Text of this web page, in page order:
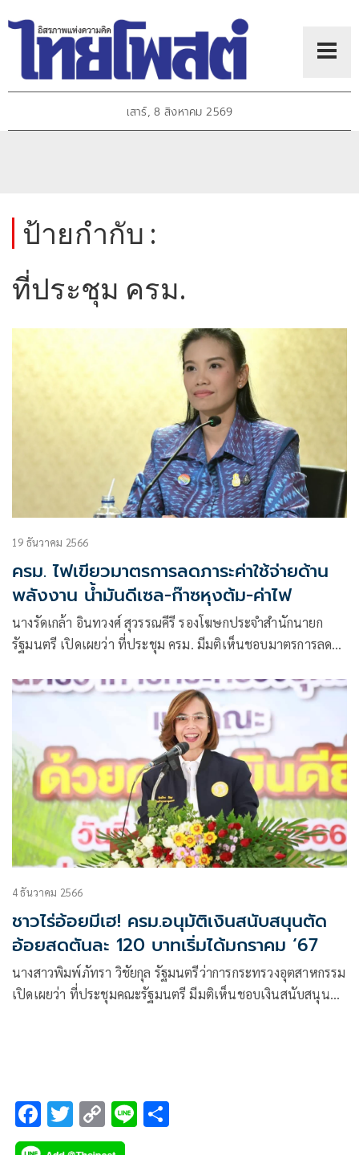
เสาร์, 8 สิงหาคม 2569
ป้ายกำกับ :
ที่ประชุม ครม.
19 ธันวาคม 2566
ครม. ไฟเขียวมาตรการลดภาระค่าใช้จ่ายด้าน
พลังงาน น้ำมันดีเซล-ก๊าซหุงต้ม-ค่าไฟ
นางรัดเกล้า อินทวงศ์ สุวรรณคีรี รองโฆษกประจำสำนักนายก
รัฐมนตรี เปิดเผยว่า ที่ประชุม ครม. มีมติเห็นชอบมาตรการลด
พลังงานเสนอ โดยมาตรการลดภาระค่าใช้จ่ายด้านพลังงานให้แก่
4 ธันวาคม 2566
ชาวไร่อ้อยมีเฮ! ครม.อนุมัติเงินสนับสนุนตัด
อ้อยสดตันละ 120 บาทเริ่มได้มกราคม ‘67
นางสาวพิมพ์ภัทรา วิชัยกุล รัฐมนตรีว่าการกระทรวงอุตสาหกรรม
เปิดเผยว่า ที่ประชุมคณะรัฐมนตรี มีมติเห็นชอบเงินสนับสนุนตัด
F
ac
T
wi
C
o
Li